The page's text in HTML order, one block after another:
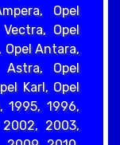
Opel
Opel
Opel Antara,
Opel
Karl, Opel
1996,
2003,